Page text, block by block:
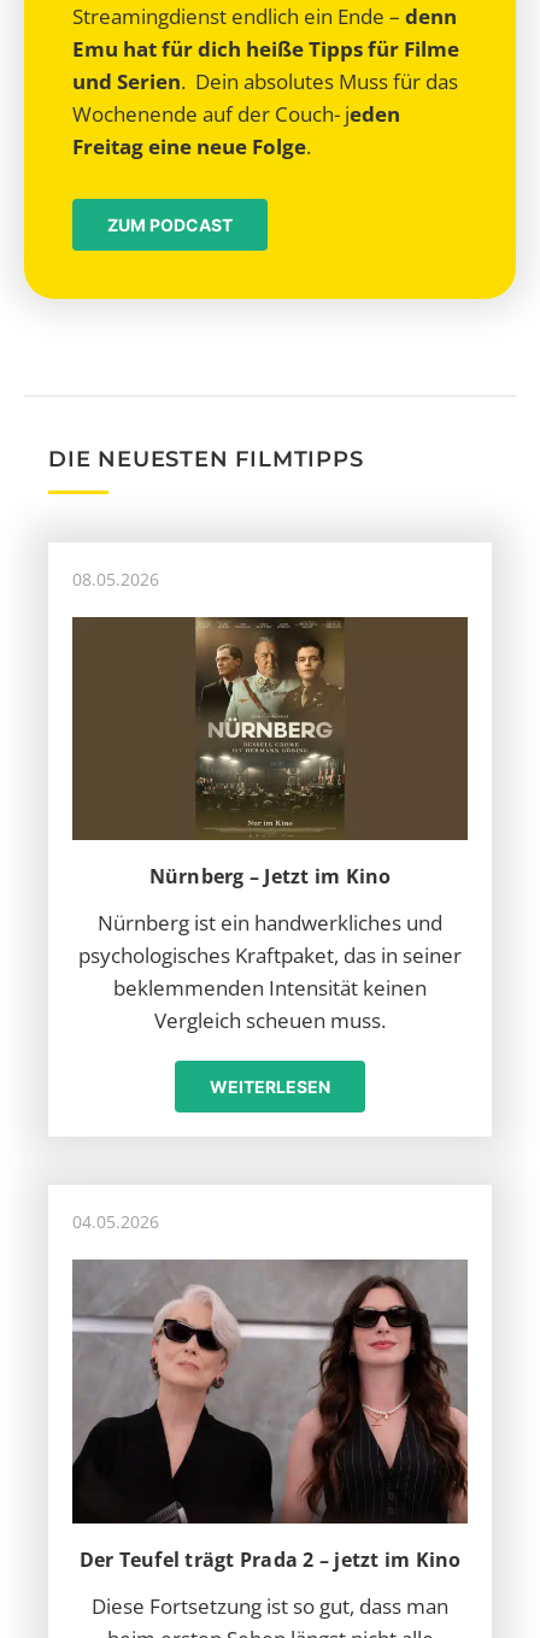
Streamingdienst endlich ein Ende – denn
Emu hat für dich heiße Tipps für Filme
und Serien. Dein absolutes Muss für das
Wochenende auf der Couch- jeden
Freitag eine neue Folge.
ZUM PODCAST
DIE NEUESTEN FILMTIPPS
08.05.2026
Nürnberg – Jetzt im Kino
Nürnberg ist ein handwerkliches und
psychologisches Kraftpaket, das in seiner
beklemmenden Intensität keinen
Vergleich scheuen muss.
WEITERLESEN
04.05.2026
Der Teufel trägt Prada 2 – jetzt im Kino
Diese Fortsetzung ist so gut, dass man